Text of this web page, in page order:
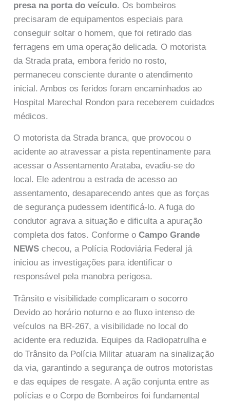
presa na porta do veículo. Os bombeiros
precisaram de equipamentos especiais para
conseguir soltar o homem, que foi retirado das
ferragens em uma operação delicada. O motorista
da Strada prata, embora ferido no rosto,
permaneceu consciente durante o atendimento
inicial. Ambos os feridos foram encaminhados ao
Hospital Marechal Rondon para receberem cuidados
médicos.
O motorista da Strada branca, que provocou o
acidente ao atravessar a pista repentinamente para
acessar o Assentamento Arataba, evadiu-se do
local. Ele adentrou a estrada de acesso ao
assentamento, desaparecendo antes que as forças
de segurança pudessem identificá-lo. A fuga do
condutor agrava a situação e dificulta a apuração
completa dos fatos. Conforme oCampo Grande
NEWS checou, a Polícia Rodoviária Federal já
iniciou as investigações para identificar o
responsável pela manobra perigosa.
Trânsito e visibilidade complicaram o socorro
Devido ao horário noturno e ao fluxo intenso de
veículos na BR-267, a visibilidade no local do
acidente era reduzida. Equipes da Radiopatrulha e
do Trânsito da Polícia Militar atuaram na sinalização
da via, garantindo a segurança de outros motoristas
e das equipes de resgate. A ação conjunta entre as
polícias e o Corpo de Bombeiros foi fundamental